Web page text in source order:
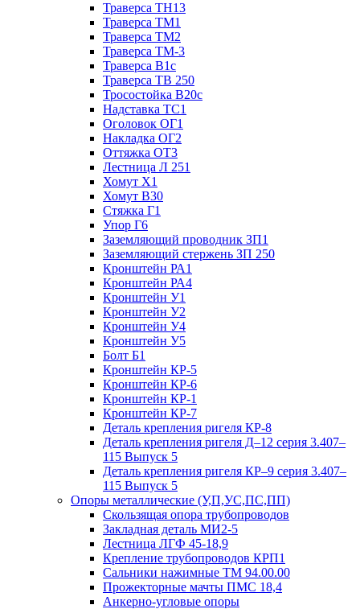
Траверса ТН13
Траверса ТМ1
Траверса ТМ2
Траверса ТМ-3
Траверса В1с
Траверса ТВ 250
Тросостойка В20с
Надставка ТС1
Оголовок ОГ1
Накладка ОГ2
Оттяжка ОТ3
Лестница Л 251
Хомут Х1
Хомут В30
Стяжка Г1
Упор Г6
Заземляющий проводник ЗП1
Заземляющий стержень ЗП 250
Кронштейн РА1
Кронштейн РА4
Кронштейн У1
Кронштейн У2
Кронштейн У4
Кронштейн У5
Болт Б1
Кронштейн КР-5
Кронштейн КР-6
Кронштейн КР-1
Кронштейн КР-7
Деталь крепления ригеля КР‑8
Деталь крепления ригеля Д–12 серия 3.407–
115 Выпуск 5
Деталь крепления ригеля КР–9 серия 3.407–
115 Выпуск 5
Опоры металлические (У,П,УС,ПС,ПП)
Скользящая опора трубопроводов
Закладная деталь МИ2-5
Лестница ЛГФ 45-18,9
Крепление трубопроводов КРП1
Сальники нажимные ТМ 94.00.00
Прожекторные мачты ПМС 18,4
Анкерно-угловые опоры